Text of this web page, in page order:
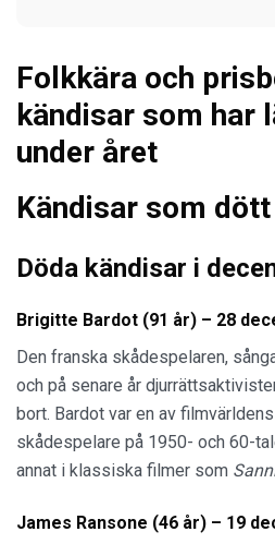
Folkkära och
kändisar som har
under året
Kändisar som
Döda kändisar i
Brigitte Bardot (91 år) – 28
Den franska skådespelaren,
och på senare år
bort. Bardot var en av
skådespelare på 1950- och 60-
annat i klassiska filmer som
James Ransone (46 år) – 19